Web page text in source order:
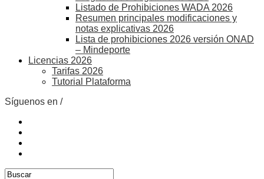
Listado de Prohibiciones WADA 2026
Resumen principales modificaciones y
notas explicativas 2026
Lista de prohibiciones 2026 versión ONAD
– Mindeporte
Licencias 2026
Tarifas 2026
Tutorial Plataforma
Síguenos en /